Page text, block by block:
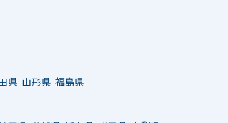
県 山形県 福島県